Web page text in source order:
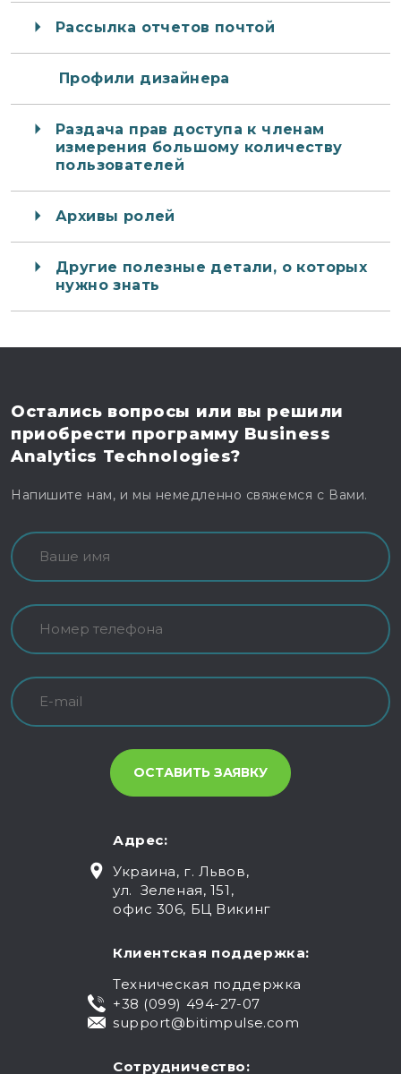
Рассылка отчетов почтой
Профили дизайнера
Раздача прав доступа к членам
измерения большому количеству
пользователей
Архивы ролей
Другие полезные детали, о которых
нужно знать
Остались вопросы или вы решили
приобрести программу Business
Analytics Technologies?
Напишите нам, и мы немедленно свяжемся с Вами.
Адрес:
Украина, г. Львов,
ул. Зеленая, 151,
офис 306, БЦ Викинг
Клиентская поддержка:
Техническая поддержка
+38 (099) 494-27-07
support@bitimpulse.com
Сотрудничество: